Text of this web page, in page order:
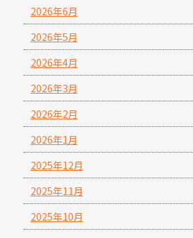
2026年6月
2026年5月
2026年4月
2026年3月
2026年2月
2026年1月
2025年12月
2025年11月
2025年10月